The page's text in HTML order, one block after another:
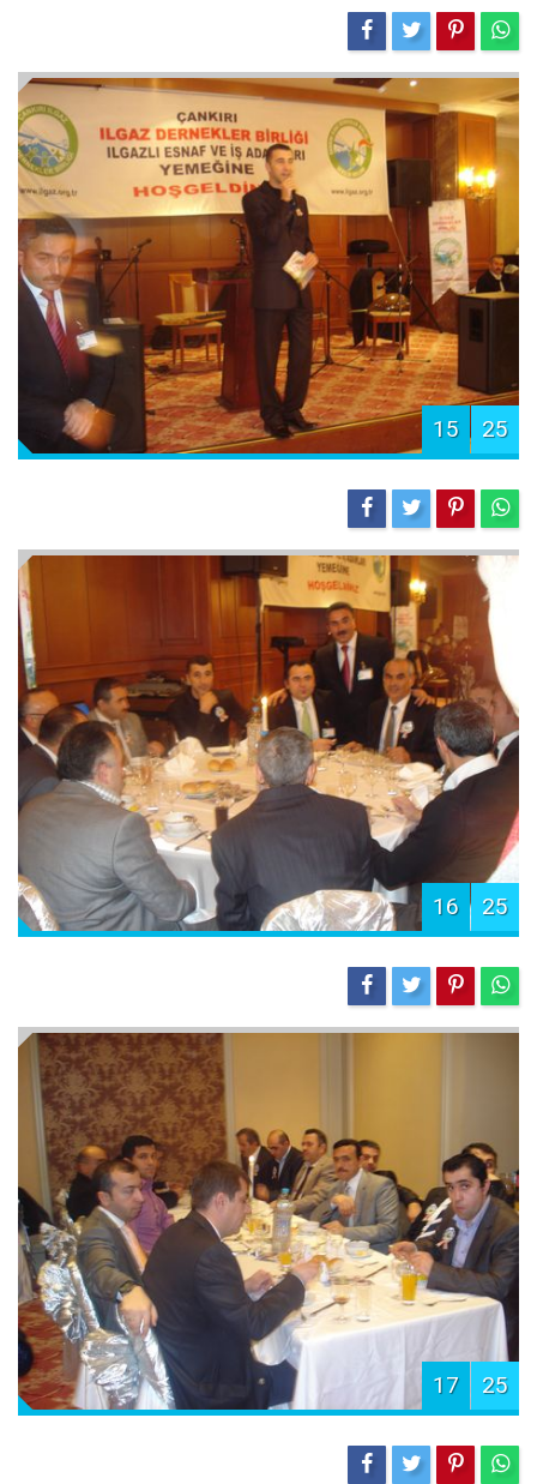
15 25
16 25
17 25